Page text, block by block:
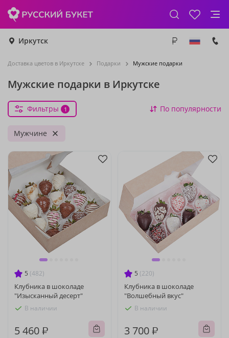
Иркутск
Доставка цветов в Иркутске Подарки Мужские подарки
Мужские подарки в Иркутске
Фильтры 1 По популярности
Мужчине
5 (482)
Клубника в шоколаде
"Изысканный десерт"
В наличии
5 460 ₽
5 (220)
Клубника в шоколаде
"Волшебный вкус"
В наличии
3 700 ₽